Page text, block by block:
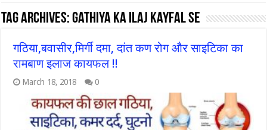
Tag Archives:gathiya ka ilaj kayfal se
गठिया,बवासीर,मिर्गी दमा, दांत कण रोग और साइटिका का
रामबाण इलाज कायफल !!
March 18, 2018 0